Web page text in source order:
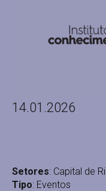
14.01.2026
Setores: Capital de
Tipo: Eventos